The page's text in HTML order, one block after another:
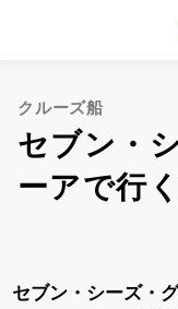
クルーズ船
セブン・
ーアで行
セブン・シーズ・